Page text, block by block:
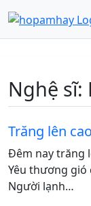
Nghệ sĩ:
Trăng lên cao
Đêm nay trăng
Yêu thương gió
Người lạnh…